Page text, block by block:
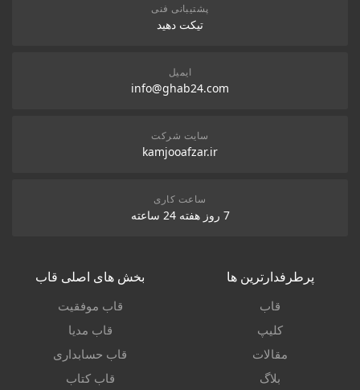
پشتیبانی فنی
تیکت دهید
ایمیل
info@ghab24.com
سایت شرکت
kamjooafzar.ir
ساعت کاری
7 روز هفته 24 ساعته
پرطرفدارترین ها
قاب
کلیپ
مقالات
بلاگ
بخش های اصلی قاب
قاب موفقیت
قاب مدیا
قاب حسابداری
قاب کتاب